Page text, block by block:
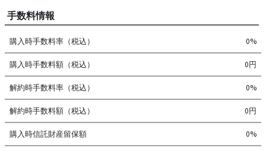
手数料情報
購入時手数料率（税込） 0%
購入時手数料額（税込） 0円
解約時手数料率（税込） 0%
解約時手数料額（税込） 0円
購入時信託財産留保額 0%